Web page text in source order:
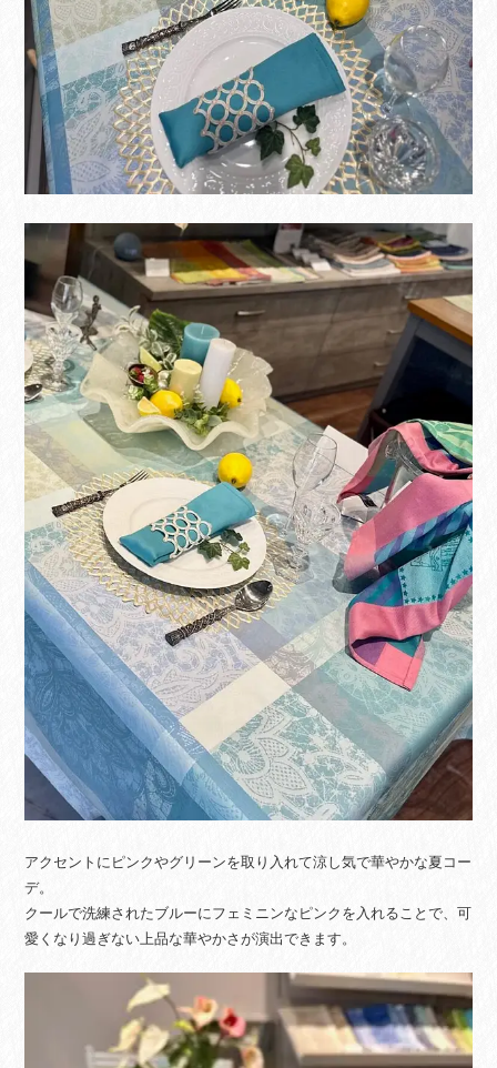
アクセントにピンクやグリーンを取り入れて涼し気で華やかな夏コー
デ。
クールで洗練されたブルーにフェミニンなピンクを入れることで、可
愛くなり過ぎない上品な華やかさが演出できます。